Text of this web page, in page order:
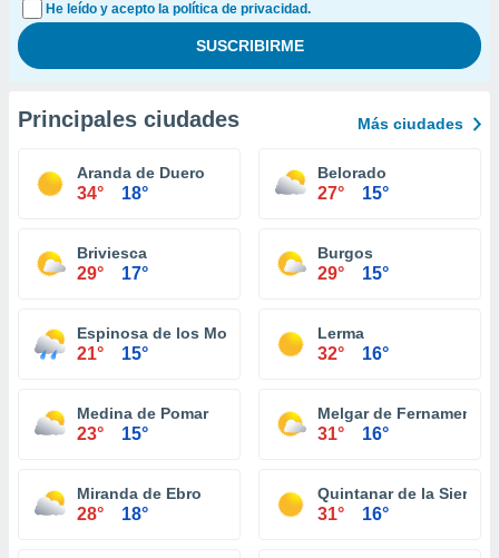
He leído y acepto la política de privacidad.
Principales ciudades Más ciudades
Aranda de Duero
34° 18°
Belorado
27° 15°
Briviesca
29° 17°
Burgos
29° 15°
Espinosa de los Monteros
21° 15°
Lerma
32° 16°
Medina de Pomar
23° 15°
Melgar de Fernamental
31° 16°
Miranda de Ebro
28° 18°
Quintanar de la Sierra
31° 16°